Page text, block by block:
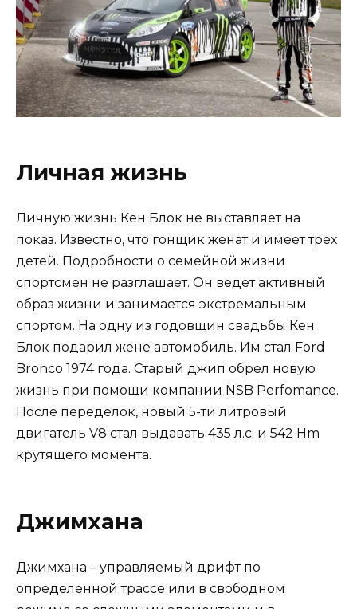
Личная жизнь
Личную жизнь Кен Блок не выставляет на
показ. Известно, что гонщик женат и имеет трех
детей. Подробности о семейной жизни
спортсмен не разглашает. Он ведет активный
образ жизни и занимается экстремальным
спортом. На одну из годовщин свадьбы Кен
Блок подарил жене автомобиль. Им стал Ford
Bronco 1974 года. Старый джип обрел новую
жизнь при помощи компании NSB Perfomance.
После переделок, новый 5-ти литровый
двигатель V8 стал выдавать 435 л.с. и 542 Hm
крутящего момента.
Джимхана
Джимхана – управляемый дрифт по
определенной трассе или в свободном